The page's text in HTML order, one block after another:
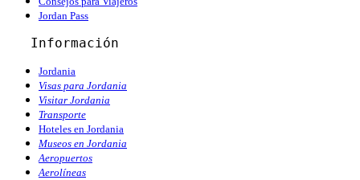
Jordan Pass
Información
Jordania
Visas para Jordania
Visitar Jordania
Transporte
Hoteles en Jordania
Museos en Jordania
Aeropuertos
Aerolíneas